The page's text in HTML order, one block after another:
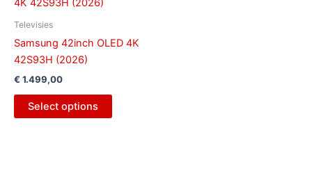
Televisies
Samsung 42inch OLED 4K
42S93H (2026)
€ 1.499,00
Select options